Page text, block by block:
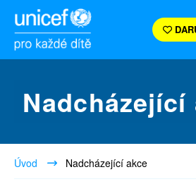
Nadcházející
Úvod Nadcházející akce